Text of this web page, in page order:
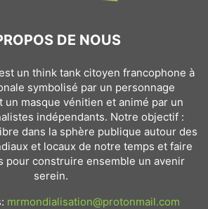
DE NOUS
un think tank citoyen francophone à
symbolisé par un personnage
un masque vénitien et animé par un
indépendants. Notre objectif :
dans la sphère publique autour des
et locaux de notre temps et faire
pour construire ensemble un avenir
serein.
mrmondialisation@protonmail.com